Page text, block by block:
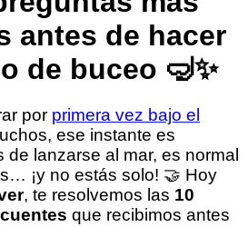
antes de hacer
de buceo 🤿✨
por primera vez bajo el
ese instante es
de lanzarse al mar, es normal
¡y no estás solo! 🤝 Hoy
, te resolvemos las 10
que recibimos antes